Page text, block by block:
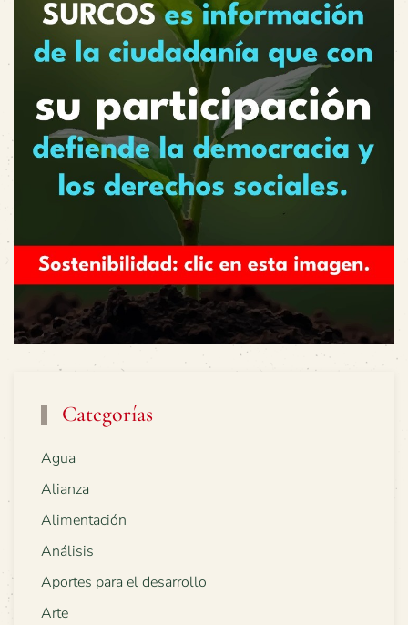
Categorías
Agua
Alianza
Alimentación
Análisis
Aportes para el desarrollo
Arte